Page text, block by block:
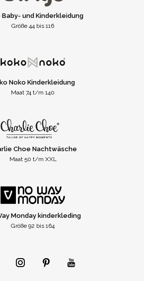
Baby- und Kinderkleidung
Größe 44 bis 116
Noko Kinderkleidung
Maat 74 t/m 140
Choe Nachtwäsche
Maat 50 t/m XXL
Monday kinderkleding
Größe 92 bis 164